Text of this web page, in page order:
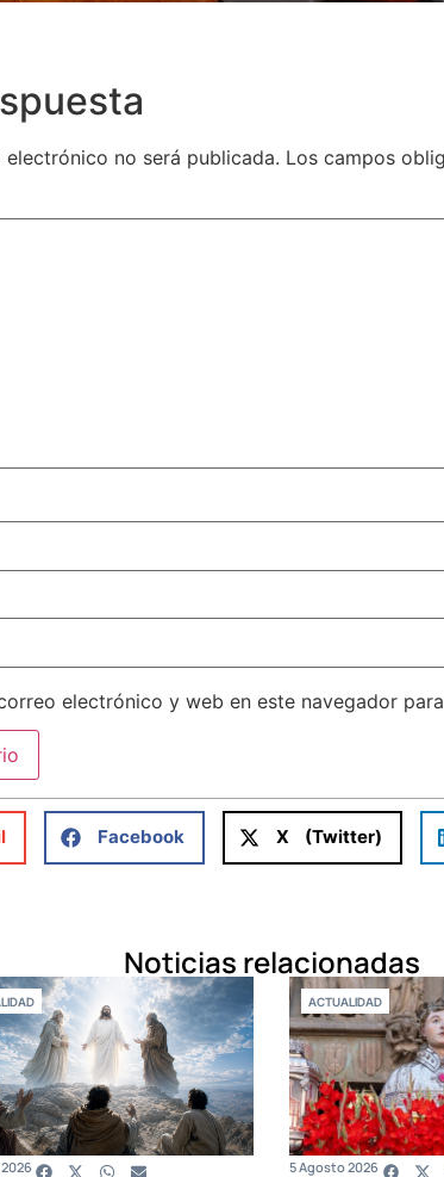
no será publicada. Los campos
electrónico y web en este navegador
Facebook X (Twitter)
Noticias relacionadas
ACTUALIDAD
5 Agosto 2026